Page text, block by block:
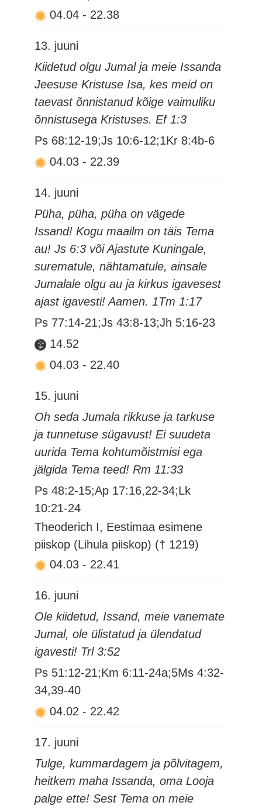
04.04 - 22.38
13. juuni
Kiidetud olgu Jumal ja meie Issanda
Jeesuse Kristuse Isa, kes meid on
taevast õnnistanud kõige vaimuliku
õnnistusega Kristuses. Ef 1:3
Ps 68:12-19;Js 10:6-12;1Kr 8:4b-6
04.03 - 22.39
14. juuni
Püha, püha, püha on vägede
Issand! Kogu maailm on täis Tema
au! Js 6:3 või Ajastute Kuningale,
surematule, nähtamatule, ainsale
Jumalale olgu au ja kirkus igavesest
ajast igavesti! Aamen. 1Tm 1:17
Ps 77:14-21;Js 43:8-13;Jh 5:16-23
14.52
04.03 - 22.40
15. juuni
Oh seda Jumala rikkuse ja tarkuse
ja tunnetuse sügavust! Ei suudeta
uurida Tema kohtumõistmisi ega
jälgida Tema teed! Rm 11:33
Ps 48:2-15;Ap 17:16,22-34;Lk
10:21-24
Theoderich I, Eestimaa esimene
piiskop (Lihula piiskop) († 1219)
04.03 - 22.41
16. juuni
Ole kiidetud, Issand, meie vanemate
Jumal, ole ülistatud ja ülendatud
igavesti! Trl 3:52
Ps 51:12-21;Km 6:11-24a;5Ms 4:32-
34,39-40
04.02 - 22.42
17. juuni
Tulge, kummardagem ja põlvitagem,
heitkem maha Issanda, oma Looja
palge ette! Sest Tema on meie